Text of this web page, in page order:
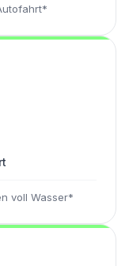
voll Wasser*